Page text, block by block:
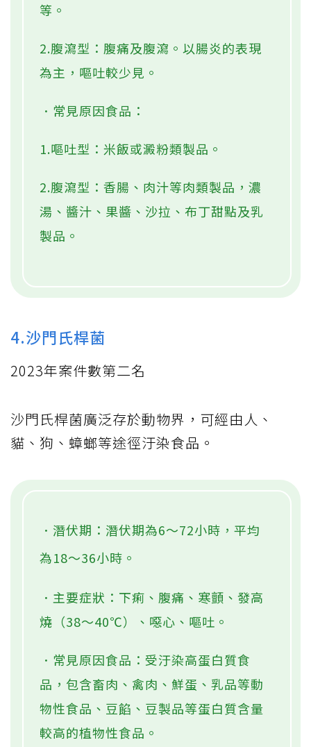
等。
2.腹瀉型：腹痛及腹瀉。以腸炎的表現
為主，嘔吐較少見。
．常見原因食品：
1.嘔吐型：米飯或澱粉類製品。
2.腹瀉型：香腸、肉汁等肉類製品，濃
湯、醬汁、果醬、沙拉、布丁甜點及乳
製品。
4.沙門氏桿菌
2023年案件數第二名
沙門氏桿菌廣泛存於動物界，可經由人、
貓、狗、蟑螂等途徑汙染食品。
．潛伏期：潛伏期為6～72小時，平均
為18～36小時。
．主要症狀：下痢、腹痛、寒顫、發高
燒（38～40℃）、噁心、嘔吐。
．常見原因食品：受汙染高蛋白質食
品，包含畜肉、禽肉、鮮蛋、乳品等動
物性食品、豆餡、豆製品等蛋白質含量
較高的植物性食品。